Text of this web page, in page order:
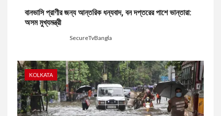
বানভাসি প্রাণীর জন্য আন্তরিক ধন্যবাদ, বন দপ্তরের পাশে ভান্তারা:
অসম মুখ্যমন্ত্রী
SecureTvBangla
KOLKATA